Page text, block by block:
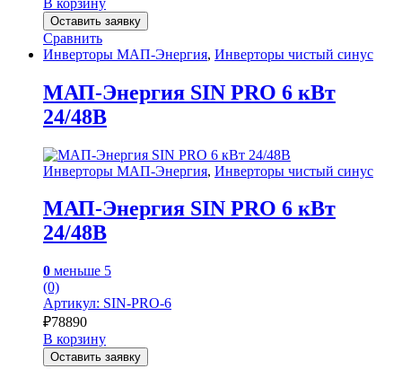
Оставить заявку
Сравнить
Инверторы МАП-Энергия, Инверторы чистый синус
МАП-Энергия SIN PRO 6 кВт
24/48В
Инверторы МАП-Энергия, Инверторы чистый синус
МАП-Энергия SIN PRO 6 кВт
24/48В
0 меньше 5
(0)
Артикул: SIN-PRO-6
₽78890
В корзину
Оставить заявку